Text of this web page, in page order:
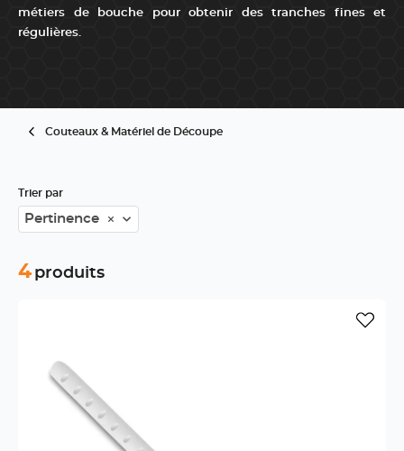
métiers de bouche pour obtenir des tranches fines et
régulières.
Couteaux & Matériel de Découpe
4 produits
Trier par
Pertinence